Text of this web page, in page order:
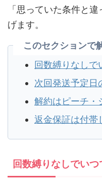
「思っていた条件と
げます。
このセクションで
回数縛りなしで
次回発送予定日
解約はピーチ・
返金保証は付帯
回数縛りなしでい